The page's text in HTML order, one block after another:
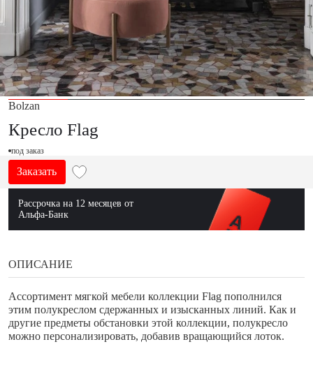
Bolzan
Кресло Flag
под заказ
Заказать
Рассрочка на 12 месяцев от
Альфа-Банк
ОПИСАНИЕ
Ассортимент мягкой мебели коллекции Flag пополнился
этим полукреслом сдержанных и изысканных линий. Как и
другие предметы обстановки этой коллекции, полукресло
можно персонализировать, добавив вращающийся лоток.